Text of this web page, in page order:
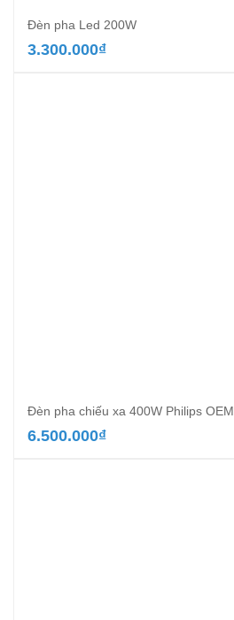
Đèn pha Led 200W
3.300.000₫
Đèn pha chiếu xa 400W Philips OEM
6.500.000₫